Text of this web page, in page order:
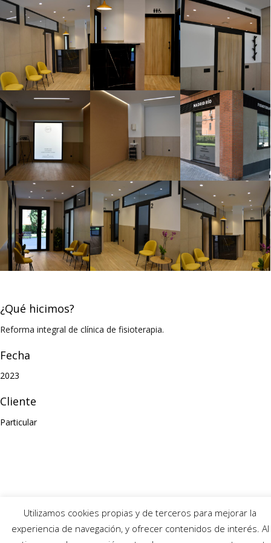
¿Qué hicimos?
Reforma integral de clínica de fisioterapia.
Fecha
2023
Cliente
Particular
Utilizamos cookies propias y de terceros para mejorar la
experiencia de navegación, y ofrecer contenidos de interés. Al